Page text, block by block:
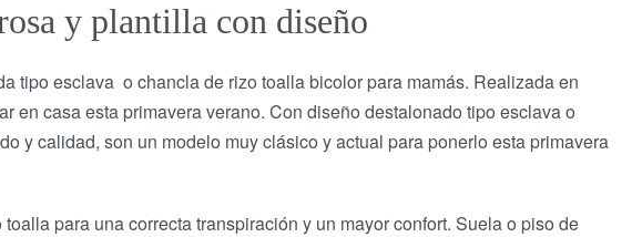
y plantilla con diseño
tipo esclava o chancla de rizo toalla bicolor para mamás. Realizada en
en casa esta primavera verano. Con diseño destalonado tipo esclava o
y calidad, son un modelo muy clásico y actual para ponerlo esta primavera
para una correcta transpiración y un mayor confort. Suela o piso de